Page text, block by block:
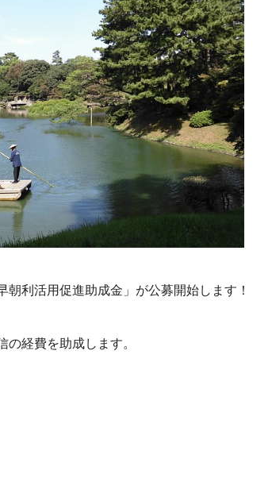
利活用促進助成金」が公募開始します！
経費を助成します。